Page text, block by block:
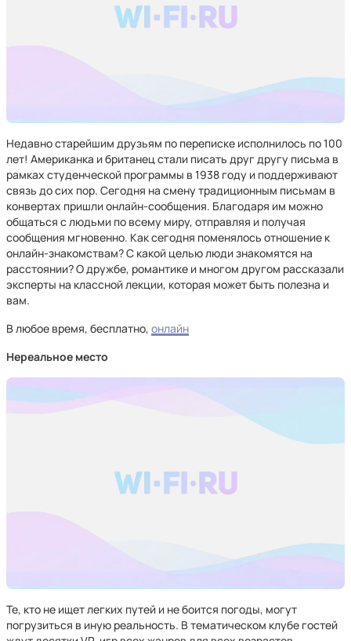
Недавно старейшим друзьям по переписке исполнилось по 100
лет! Американка и британец стали писать друг другу письма в
рамках студенческой программы в 1938 году и поддерживают
связь до сих пор. Сегодня на смену традиционным письмам в
конвертах пришли онлайн-сообщения. Благодаря им можно
общаться с людьми по всему миру, отправляя и получая
сообщения мгновенно. Как сегодня поменялось отношение к
онлайн-знакомствам? С какой целью люди знакомятся на
расстоянии? О дружбе, романтике и многом другом рассказали
эксперты на классной лекции, которая может быть полезна и
вам.
В любое время, бесплатно, онлайн
Нереальное место
Те, кто не ищет легких путей и не боится погоды, могут
погрузиться в иную реальность. В тематическом клубе гостей